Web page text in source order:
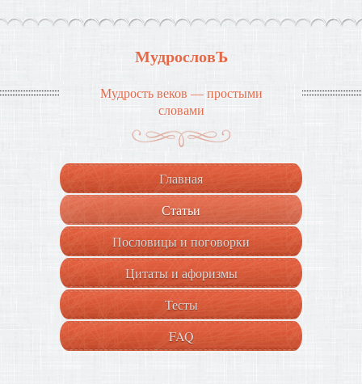
МудрословЪ
Мудрость веков — простыми
словами
Главная
Статьи
Пословицы и поговорки
Цитаты и афоризмы
Тесты
FAQ